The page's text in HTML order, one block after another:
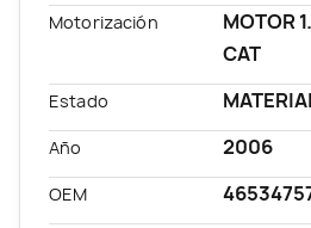
Motorización
MOTOR
CAT
Estado
Año 2006
OEM